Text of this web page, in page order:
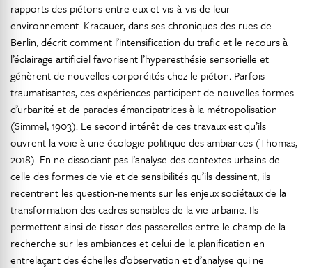
rapports des piétons entre eux et vis-à-vis de leur
environnement. Kracauer, dans ses chroniques des rues de
Berlin, décrit comment l’intensification du trafic et le recours à
l’éclairage artificiel favorisent l’hyperesthésie sensorielle et
génèrent de nouvelles corporéités chez le piéton. Parfois
traumatisantes, ces expériences participent de nouvelles formes
d’urbanité et de parades émancipatrices à la métropolisation
(Simmel, 1903). Le second intérêt de ces travaux est qu’ils
ouvrent la voie à une écologie politique des ambiances (Thomas,
2018). En ne dissociant pas l’analyse des contextes urbains de
celle des formes de vie et de sensibilités qu’ils dessinent, ils
recentrent les question-nements sur les enjeux sociétaux de la
transformation des cadres sensibles de la vie urbaine. Ils
permettent ainsi de tisser des passerelles entre le champ de la
recherche sur les ambiances et celui de la planification en
entrelaçant des échelles d’observation et d’analyse qui ne